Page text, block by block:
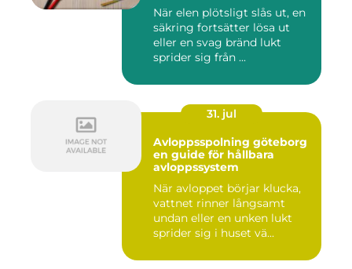
När elen plötsligt slås ut, en
säkring fortsätter lösa ut
eller en svag bränd lukt
sprider sig från ...
31. jul
Avloppsspolning göteborg
en guide för hållbara
avloppssystem
När avloppet börjar klucka,
vattnet rinner långsamt
undan eller en unken lukt
sprider sig i huset vä...